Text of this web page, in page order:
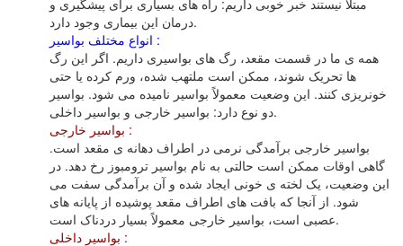
مبتلا نیستند خبر خوبی داریم: راه های بسیاری برای پیشگیری و
درمان این بیماری وجود دارد.
انواع مختلف بواسیر :
همه ی ما در قسمت مقعد، رگ های بواسیری داریم. اگر این رگ
ها تحریک شوند، ممکن است ملتهب شده، ورم کرده یا حتی
خونریزی کنند. این وضعیت معمولاً بواسیر نامیده می شود. بواسیر
دو نوع دارد: بواسیر خارجی و بواسیر داخلی.
بواسیر خارجی :
بواسیر خارجی برآمدگی نرمی در اطراف دهانه ی مقعد است.
گاهی اوقات ممکن است حالتی به نام بواسیر ترومبوز رخ دهد. در
این وضعیت، یک لخته ی خونی ایجاد شده و آن برآمدگی سفت می
شود. از آنجا که بافت های اطراف مقعد پوشیده از پایانه های
عصبی است، بواسیر خارجی معمولاً بسیار دردناک است.
بواسیر داخلی :